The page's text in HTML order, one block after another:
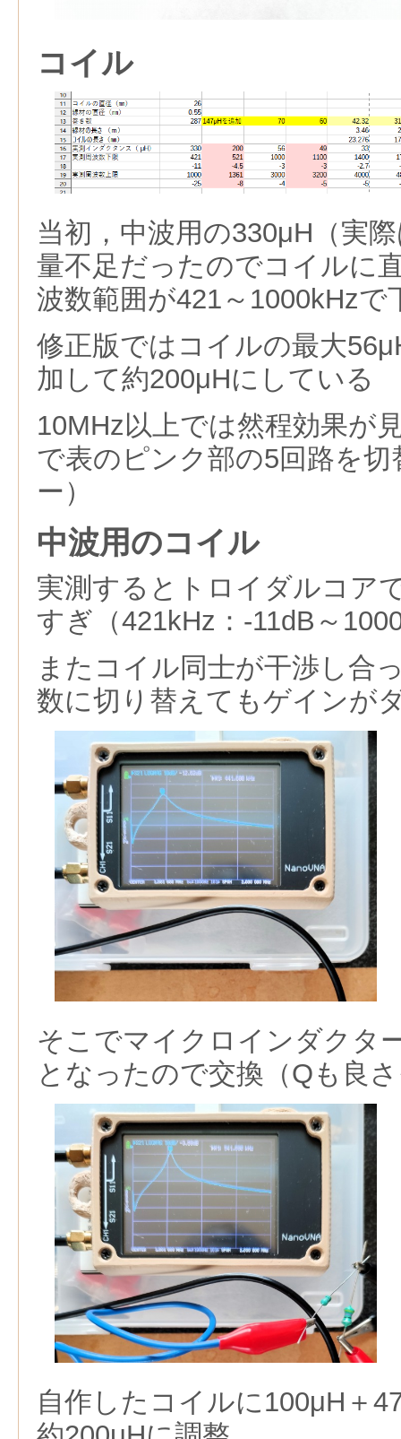
コイル
当初，中波用の330μH（実
量不足だったのでコイルに
波数範囲が421～1000kHzで
修正版ではコイルの最大
加して約200μHにしている
10MHz以上では然程効果が
で表のピンク部の5回路を
ー）
中波用のコイル
実測するとトロイダルコア
すぎ（421kHz：-11dB～
またコイル同士が干渉し合
数に切り替えてもゲインが
そこでマイクロインダクタ
となったので交換（Qも良
自作したコイルに100μH＋